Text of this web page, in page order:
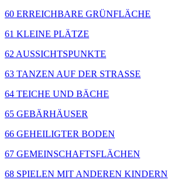
60 ERREICHBARE GRÜNFLÄCHE
61 KLEINE PLÄTZE
62 AUSSICHTSPUNKTE
63 TANZEN AUF DER STRASSE
64 TEICHE UND BÄCHE
65 GEBÄRHÄUSER
66 GEHEILIGTER BODEN
67 GEMEINSCHAFTSFLÄCHEN
68 SPIELEN MIT ANDEREN KINDERN